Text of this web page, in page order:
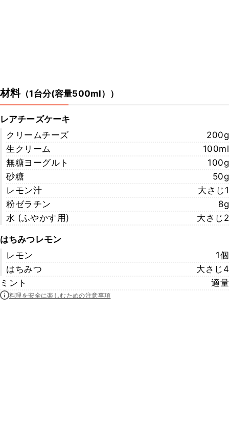
材料（1台分(容量500ml） ）
レアチーズケーキ
クリームチーズ
200g
生クリーム
100ml
無糖ヨーグルト
100g
砂糖
50g
レモン汁
大さじ1
粉ゼラチン
8g
水 (ふやかす用)
大さじ2
はちみつレモン
レモン
1個
はちみつ
大さじ4
ミント
適量
料理を安全に楽しむための注意事項